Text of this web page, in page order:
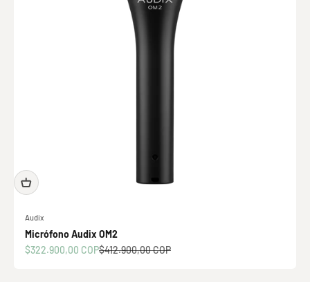
Audix
Micrófono Audix OM2
Precio de oferta
$322.900,00 COPPrecio normal
$412.900,00 COP